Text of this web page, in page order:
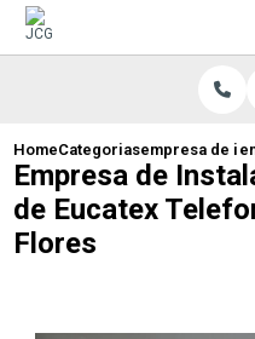
HomeCategoriasempresa de
Empresa de
de Eucatex
Flores